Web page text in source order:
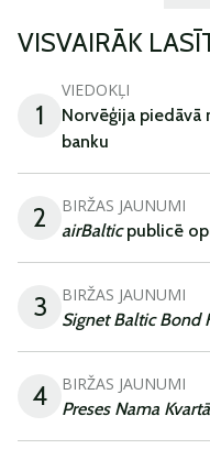
VISVAIRĀK
1
VIEDOKĻI
Norvēģija piedāvā
banku
2 BIRŽAS JAUNUMI
airBalticpublicē
3 BIRŽAS JAUNUMI
Signet Baltic Bond
4 BIRŽAS JAUNUMI
Preses Nama